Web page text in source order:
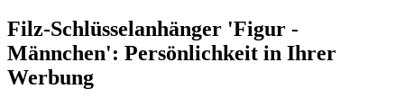
Filz-Schlüsselanhänger 'Figur -
Männchen': Persönlichkeit in Ihrer
Werbung